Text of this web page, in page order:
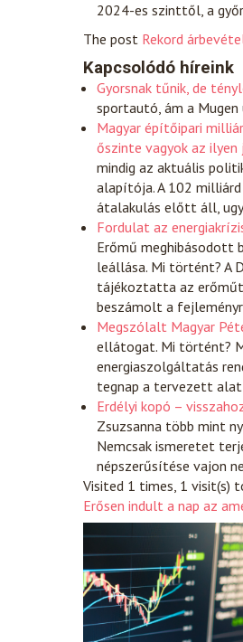
2024-es szinttől, a
The post Rekord
Kapcsolódó híreink
Gyorsnak tűnik, de
sportautó, ám a
Magyar építőipari
őszinte vagyok az
mindig az aktuális
alapítója. A 102
átalakulás előtt áll,
Fordulat az
Erőmű meghibásodott
leállása. Mi történt? A
tájékoztatta az
beszámolt a
Megszólalt Magyar
ellátogat. Mi történt?
energiaszolgáltatás
tegnap a tervezett
Erdélyi kopó –
Zsuzsanna több mint
Nemcsak ismeretet
népszerűsítése vajon
Visited 1 times, 1 visit(s)
Erősen indult a nap az